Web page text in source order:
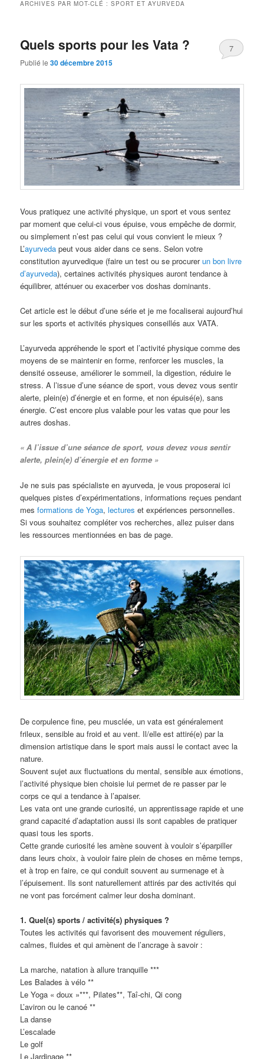
ARCHIVES PAR MOT-CLÉ :SPORT ET AYURVEDA
Quels sports pour les Vata ?
Publié le30 décembre 2015
7
Vous pratiquez une activité physique, un sport et vous sentez
par moment que celui-ci vous épuise, vous empêche de dormir,
ou simplement n’est pas celui qui vous convient le mieux ?
L’ayurveda peut vous aider dans ce sens. Selon votre
constitution ayurvedique (faire un test ou se procurerun bon livre
d’ayurveda), certaines activités physiques auront tendance à
équilibrer, atténuer ou exacerber vos doshas dominants.
Cet article est le début d’une série et je me focaliserai aujourd’hui
sur les sports et activités physiques conseillés aux VATA.
L’ayurveda appréhende le sport et l’activité physique comme des
moyens de se maintenir en forme, renforcer les muscles, la
densité osseuse, améliorer le sommeil, la digestion, réduire le
stress. A l’issue d’une séance de sport, vous devez vous sentir
alerte, plein(e) d’énergie et en forme, et non épuisé(e), sans
énergie. C’est encore plus valable pour les vatas que pour les
autres doshas.
« A l’issue d’une séance de sport, vous devez vous sentir
alerte, plein(e) d’énergie et en forme »
Je ne suis pas spécialiste en ayurveda, je vous proposerai ici
quelques pistes d’expérimentations, informations reçues pendant
mesformations de Yoga,lectureset expériences personnelles.
Si vous souhaitez compléter vos recherches, allez puiser dans
les ressources mentionnées en bas de page.
De corpulence fine, peu musclée, un vata est généralement
frileux, sensible au froid et au vent. Il/elle est attiré(e) par la
dimension artistique dans le sport mais aussi le contact avec la
nature.
Souvent sujet aux fluctuations du mental, sensible aux émotions,
l’activité physique bien choisie lui permet de re passer par le
corps ce qui a tendance à l’apaiser.
Les vata ont une grande curiosité, un apprentissage rapide et une
grand capacité d’adaptation aussi ils sont capables de pratiquer
quasi tous les sports.
Cette grande curiosité les amène souvent à vouloir s’éparpiller
dans leurs choix, à vouloir faire plein de choses en même temps,
et à trop en faire, ce qui conduit souvent au surmenage et à
l’épuisement. Ils sont naturellement attirés par des activités qui
ne vont pas forcément calmer leur dosha dominant.
1. Quel(s) sports / activité(s) physiques ?
Toutes les activités qui favorisent des mouvement réguliers,
calmes, fluides et qui amènent de l’ancrage à savoir :
La marche, natation à allure tranquille ***
Les Balades à vélo **
Le Yoga « doux »***, Pilates**, Taî-chi, Qi cong
L’aviron ou le canoé **
La danse
L’escalade
Le golf
Le Jardinage **